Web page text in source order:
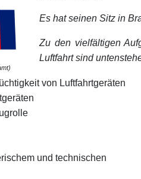
Es hat seinen Sitz in
Zu den vielfältigen
Luftfahrt sind
von Luftfahrtgeräten
und technischen